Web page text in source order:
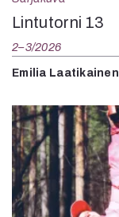
Lintutorni 13
2–3/2026
Emilia Laatikainen